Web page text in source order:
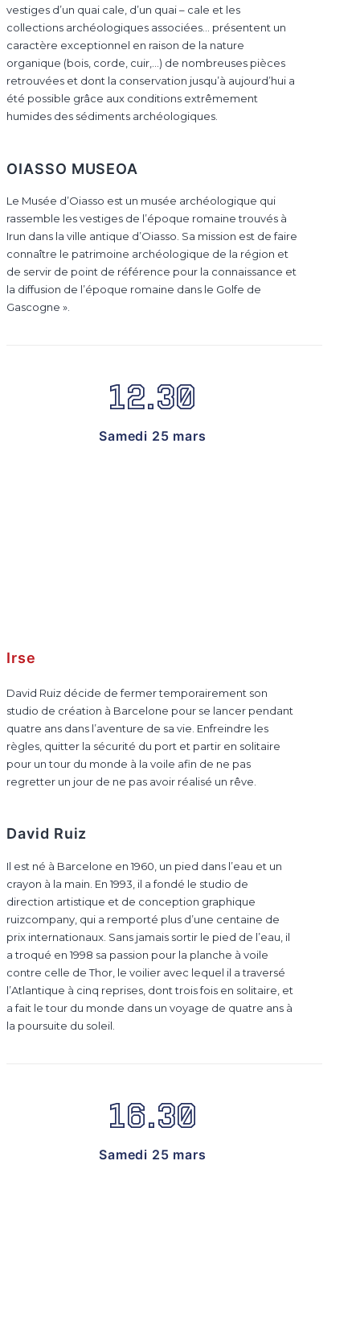
vestiges d’un quai cale, d’un quai – cale et les
collections archéologiques associées… présentent un
caractère exceptionnel en raison de la nature
organique (bois, corde, cuir,…) de nombreuses pièces
retrouvées et dont la conservation jusqu’à aujourd’hui a
été possible grâce aux conditions extrêmement
humides des sédiments archéologiques.
OIASSO MUSEOA
Le Musée d’Oiasso est un musée archéologique qui
rassemble les vestiges de l’époque romaine trouvés à
Irun dans la ville antique d’Oiasso. Sa mission est de faire
connaître le patrimoine archéologique de la région et
de servir de point de référence pour la connaissance et
la diffusion de l’époque romaine dans le Golfe de
Gascogne ».
12.30
Samedi 25 mars
Irse
David Ruiz décide de fermer temporairement son
studio de création à Barcelone pour se lancer pendant
quatre ans dans l’aventure de sa vie. Enfreindre les
règles, quitter la sécurité du port et partir en solitaire
pour un tour du monde à la voile afin de ne pas
regretter un jour de ne pas avoir réalisé un rêve.
David Ruiz
Il est né à Barcelone en 1960, un pied dans l’eau et un
crayon à la main. En 1993, il a fondé le studio de
direction artistique et de conception graphique
ruizcompany, qui a remporté plus d’une centaine de
prix internationaux. Sans jamais sortir le pied de l’eau, il
a troqué en 1998 sa passion pour la planche à voile
contre celle de Thor, le voilier avec lequel il a traversé
l’Atlantique à cinq reprises, dont trois fois en solitaire, et
a fait le tour du monde dans un voyage de quatre ans à
la poursuite du soleil.
16.30
Samedi 25 mars